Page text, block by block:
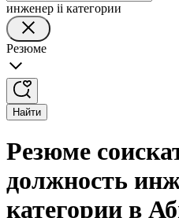
инженер ii категории
Резюме
Найти
Резюме
должность
категории в